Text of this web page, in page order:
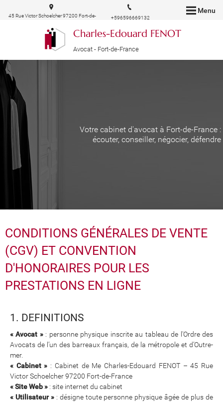
Menu
Charles-Edouard FENOT
Avocat - Fort-de-France
45 Rue Victor Schoelcher 97200 Fort-de-
+596596669132
Votre cabinet d'avocat à Fort-de-France :
écouter, conseiller, négocier, défendre
CONDITIONS GÉNÉRALES DE VENTE
(CGV) ET CONVENTION
D'HONORAIRES POUR LES
PRESTATIONS EN LIGNE
1. DEFINITIONS
« Avocat »: personne physique inscrite au tableau de l'Ordre des
Avocats de l’un des barreaux français, de la métropole et d’Outre-
mer.
« Cabinet » : Cabinet de Me Charles-Edouard FENOT – 45 Rue
Victor Schoelcher 97200 Fort-de-France
« Site Web » : site internet du cabinet
« Utilisateur »: désigne toute personne physique âgée de plus de